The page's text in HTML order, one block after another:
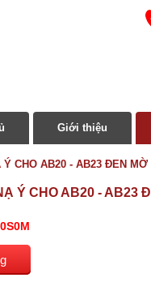
Giới thiệu
Ý CHO AB20 - AB23 ĐEN MỜ
Ý CHO AB20 - AB23